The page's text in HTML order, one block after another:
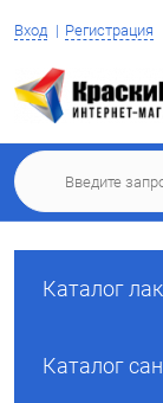
Вход Регистрация
Каталог
Каталог